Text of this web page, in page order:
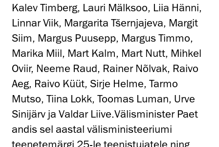
Kalev Timberg, Lauri Mälksoo, Liia Hänni,
Linnar Viik, Margarita Tšernjajeva, Margit
Siim, Margus Puusepp, Margus Timmo,
Marika Miil, Mart Kalm, Mart Nutt, Mihkel
Oviir, Neeme Raud, Rainer Nõlvak, Raivo
Aeg, Raivo Küüt, Sirje Helme, Tarmo
Mutso, Tiina Lokk, Toomas Luman, Urve
Sinijärv ja Valdar Liive.Välisminister Paet
andis sel aastal välisministeeriumi